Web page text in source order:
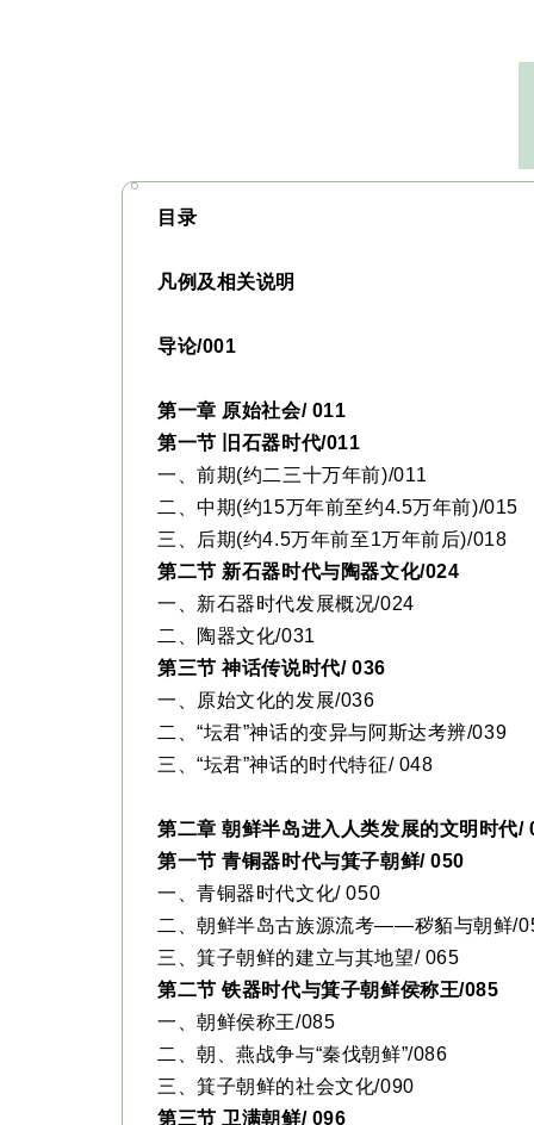
目录
凡例及相关说明
导论/001
第一章 原始社会/ 011
第一节 旧石器时代/011
一、前期(约二三十万年前)/011
二、中期(约15万年前至约4.5万年前)/015
三、后期(约4.5万年前至1万年前后)/018
第二节 新石器时代与陶器文化/024
一、新石器时代发展概况/024
二、陶器文化/031
第三节 神话传说时代/ 036
一、原始文化的发展/036
二、“坛君”神话的变异与阿斯达考辨/039
三、“坛君”神话的时代特征/ 048
第二章 朝鲜半岛进入人类发展的文明时代/
第一节 青铜器时代与箕子朝鲜/ 050
一、青铜器时代文化/ 050
二、朝鲜半岛古族源流考——秽貊与朝鲜/
三、箕子朝鲜的建立与其地望/ 065
第二节 铁器时代与箕子朝鲜侯称王/085
一、朝鲜侯称王/085
二、朝、燕战争与“秦伐朝鲜”/086
三、箕子朝鲜的社会文化/090
第三节 卫满朝鲜/ 096